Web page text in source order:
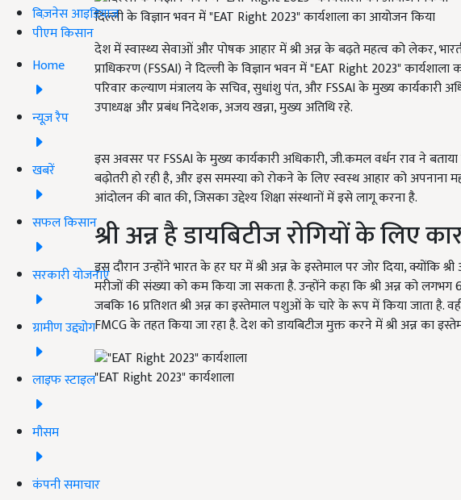
बिज़नेस आइडियाज
पीएम किसान
Home
न्यूज़ रैप
खबरें
सफल किसान
सरकारी योजनाएं
ग्रामीण उद्द्योग
लाइफ स्टाइल
मौसम
कंपनी समाचार
दिल्ली के विज्ञान भवन में "EAT Right 2023" कार्यशाला का आयोजन किया
देश में स्वास्थ्य सेवाओं और पोषक आहार में श्री अन्न के बढ़ते महत्व को लेकर,
प्राधिकरण (FSSAI) ने दिल्ली के विज्ञान भवन में "EAT Right 2023"
परिवार कल्याण मंत्रालय के सचिव, सुधांशु पंत, और FSSAI के मुख्य कार्यकारी
उपाध्यक्ष और प्रबंध निदेशक, अजय खन्ना, मुख्य अतिथि रहे.
इस अवसर पर FSSAI के मुख्य कार्यकारी अधिकारी, जी.कमल वर्धन राव ने
बढ़ोतरी हो रही है, और इस समस्या को रोकने के लिए स्वस्थ आहार को अपनाना
आंदोलन की बात की, जिसका उद्देश्य शिक्षा संस्थानों में इसे लागू करना है.
श्री अन्न है डायबिटीज रोगियों के लिए
इस दौरान उन्होंने भारत के हर घर में श्री अन्न के इस्तेमाल पर जोर दिया, क्योंकि
मरीजों की संख्या को कम किया जा सकता है. उन्होंने कहा कि श्री अन्न को
जबकि 16 प्रतिशत श्री अन्न का इस्तेमाल पशुओं के चारे के रूप में किया जाता है.
FMCG के तहत किया जा रहा है. देश को डायबिटीज मुक्त करने में श्री अन्न का
"EAT Right 2023" कार्यशाला